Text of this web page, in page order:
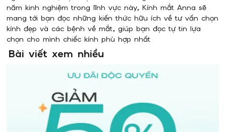
năm kinh nghiệm trong lĩnh vực này, Kính mắt Anna sẽ
mang tới bạn đọc những kiến thức hữu ích về tư vấn chọn
kính đẹp và các bệnh về mắt, giúp bạn đọc tự tin lựa
chọn cho mình chiếc kính phù hợp nhất
Bài viết xem nhiều